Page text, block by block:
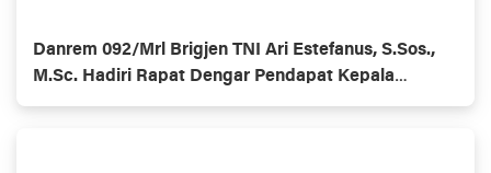
Danrem 092/Mrl Brigjen TNI Ari Estefanus, S.Sos.,
M.Sc. Hadiri Rapat Dengar Pendapat Kepala
Daerah Se-Provinsi Kalimantan Utara